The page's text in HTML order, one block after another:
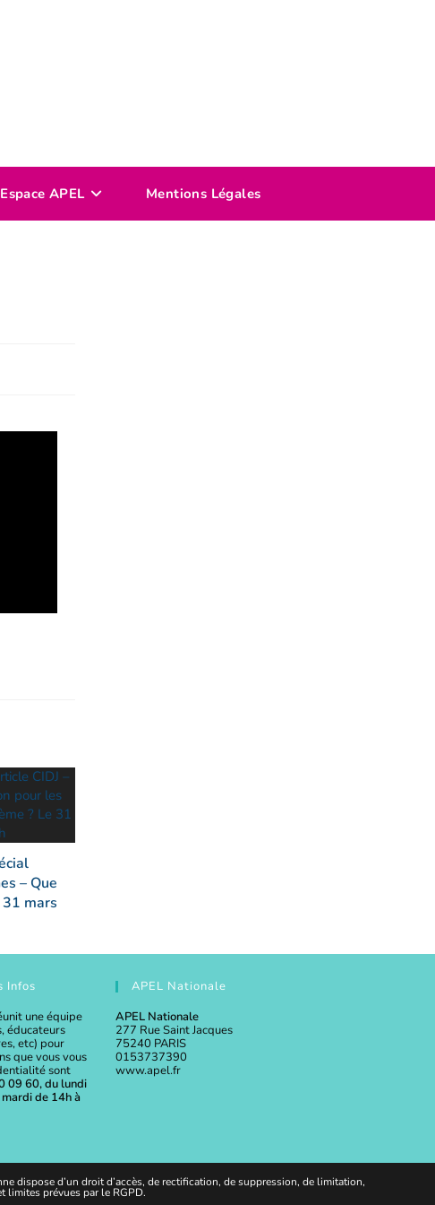
Espace APEL Mentions Légales
– Que
mars
Infos
une équipe
éducateurs
etc) pour
que vous vous
sont
09 60, du lundi
de 14h à
APEL Nationale
APEL Nationale
277 Rue Saint Jacques
75240 PARIS
0153737390
www.apel.fr
dispose d’un droit d’accès, de rectification, de suppression, de limitation,
limites prévues par le RGPD.